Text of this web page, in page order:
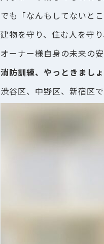
でも「なんもしてないと
建物を守り、住む人を守り
オーナー様自身の未来の
消防訓練、やっときましょ
渋谷区、中野区、新宿区